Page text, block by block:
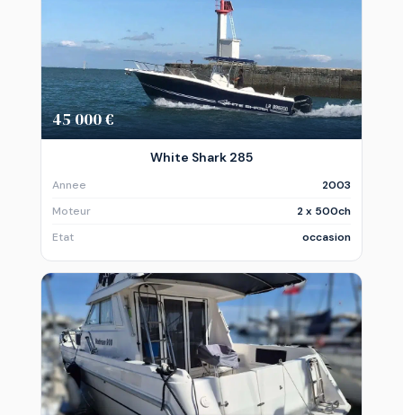
45 000 €
White Shark 285
Annee
2003
Moteur
2 x 500ch
Etat
occasion